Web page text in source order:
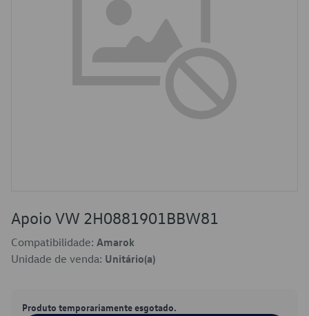
Apoio VW 2H0881901BBW81
Compatibilidade: Amarok
Unidade de venda: Unitário(a)
Produto temporariamente esgotado.